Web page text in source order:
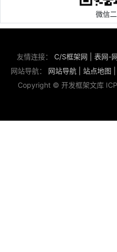
微信
友情连接： C/S框架网 表网-
网站导航： 网站导航 站点地图
Copyright © 开发框架文库